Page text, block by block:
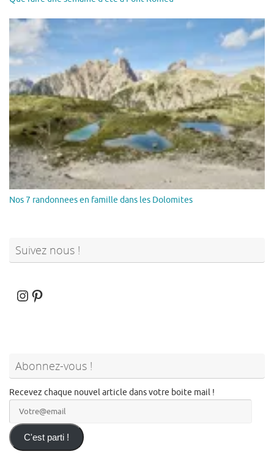
Nos 7 randonnees en famille dans les Dolomites
Suivez nous !
Instagram
Pinterest
Abonnez-vous !
Recevez chaque nouvel article dans votre boite mail !
C'est parti !